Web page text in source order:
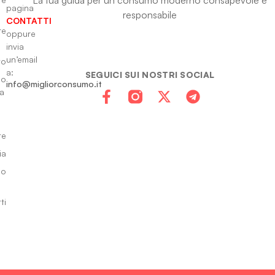
responsabile
SEGUICI SUI NOSTRI SOCIAL
pagina
CONTATTI
oppure
invia
un’email
a:
info@migliorconsumo.it